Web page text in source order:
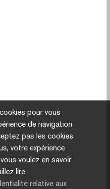
pour vous
de navigation
pas les cookies
votre expérience
voulez en savoir
lire
relative aux